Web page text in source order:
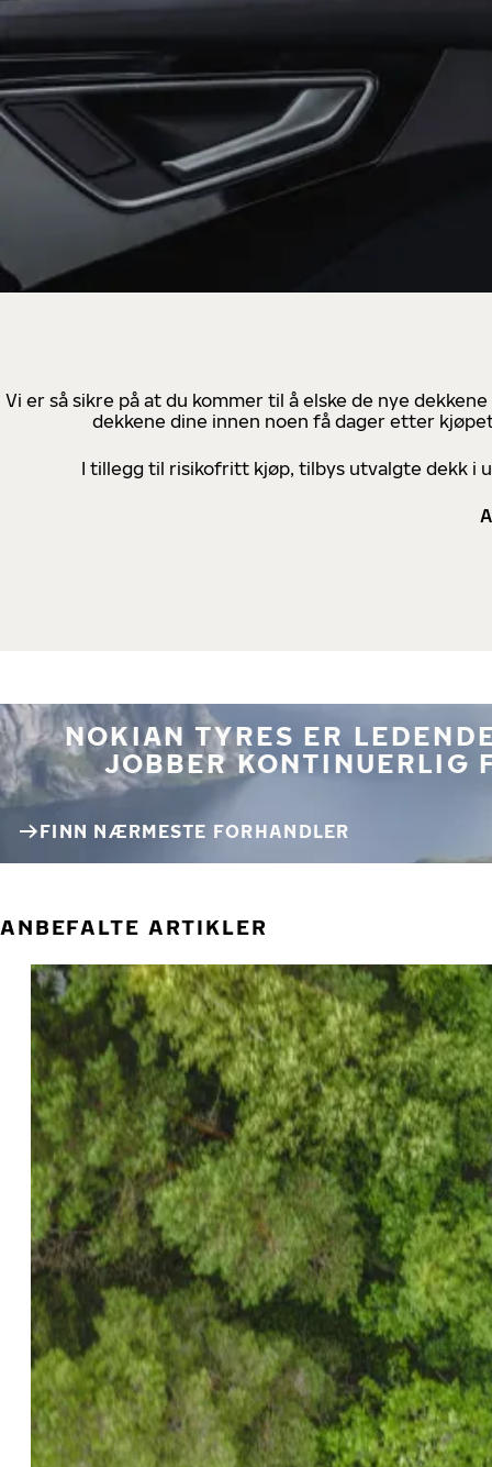
Vi er så sikre på at du kommer til å elske de nye
dekkene dine innen noen få dager etter
I tillegg til risikofritt kjøp, tilbys utvalgte dekk i
NOKIAN TYRES ER
JOBBER KONTINUERLIG
FINN NÆRMESTE FORHANDLER
ANBEFALTE ARTIKLER